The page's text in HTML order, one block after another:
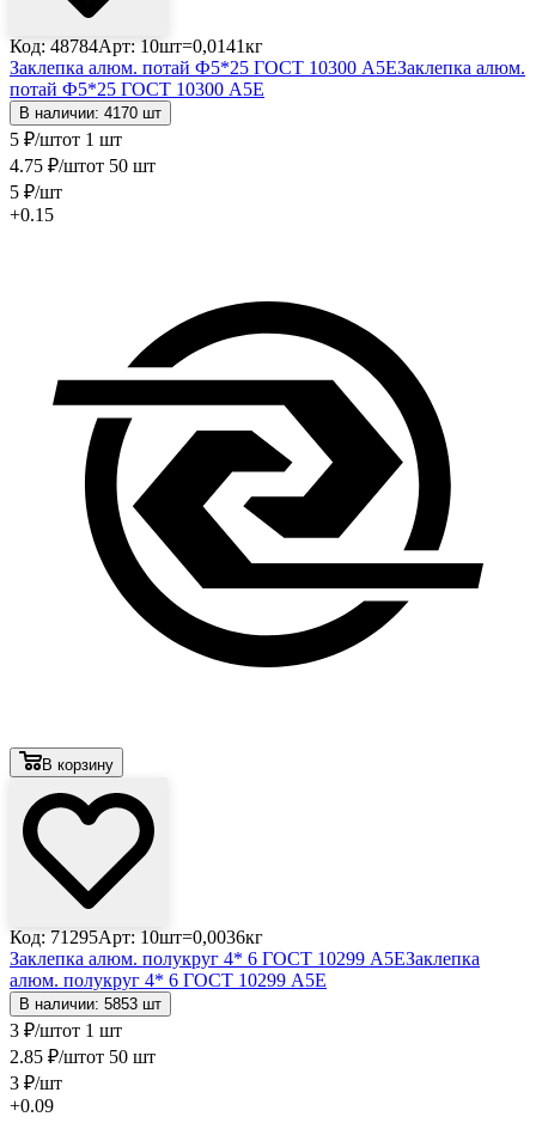
Код: 48784Арт: 10шт=0,0141кг
Заклепка алюм. потай Ф5*25 ГОСТ 10300 А5ЕЗаклепка алюм.
потай Ф5*25 ГОСТ 10300 А5Е
В наличии: 4170 шт
5 ₽/штот 1 шт
4.75 ₽/штот 50 шт
5 ₽/шт
+0.15
В корзину
Код: 71295Арт: 10шт=0,0036кг
Заклепка алюм. полукруг 4* 6 ГОСТ 10299 А5ЕЗаклепка
алюм. полукруг 4* 6 ГОСТ 10299 А5Е
В наличии: 5853 шт
3 ₽/штот 1 шт
2.85 ₽/штот 50 шт
3 ₽/шт
+0.09